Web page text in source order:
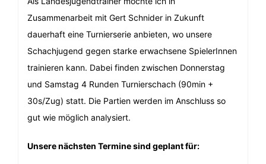
Zusammenarbeit mit Gert Schnider in Zukunft
dauerhaft eine Turnierserie anbieten, wo unsere
Schachjugend gegen starke erwachsene SpielerInnen
trainieren kann. Dabei finden zwischen Donnerstag
und Samstag 4 Runden Turnierschach (90min +
30s/Zug) statt. Die Partien werden im Anschluss so
gut wie möglich analysiert.
Unsere nächsten Termine sind geplant für: